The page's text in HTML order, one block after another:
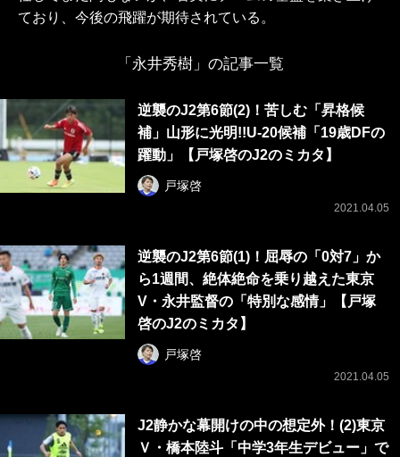
ており、今後の飛躍が期待されている。
「永井秀樹」の記事一覧
逆襲のJ2第6節(2)！苦しむ「昇格候
補」山形に光明!!U-20候補「19歳DFの
躍動」【戸塚啓のJ2のミカタ】
戸塚啓
2021.04.05
逆襲のJ2第6節(1)！屈辱の「0対7」か
ら1週間、絶体絶命を乗り越えた東京
V・永井監督の「特別な感情」【戸塚
啓のJ2のミカタ】
戸塚啓
2021.04.05
J2静かな幕開けの中の想定外！(2)東京
Ｖ・橋本陸斗「中学3年生デビュー」で